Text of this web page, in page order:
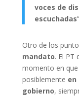
voces de
escuchadas
Otro de los
mandato. El PT
momento en
posiblemente en
gobierno,